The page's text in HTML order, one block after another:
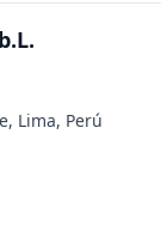
Lima, Perú